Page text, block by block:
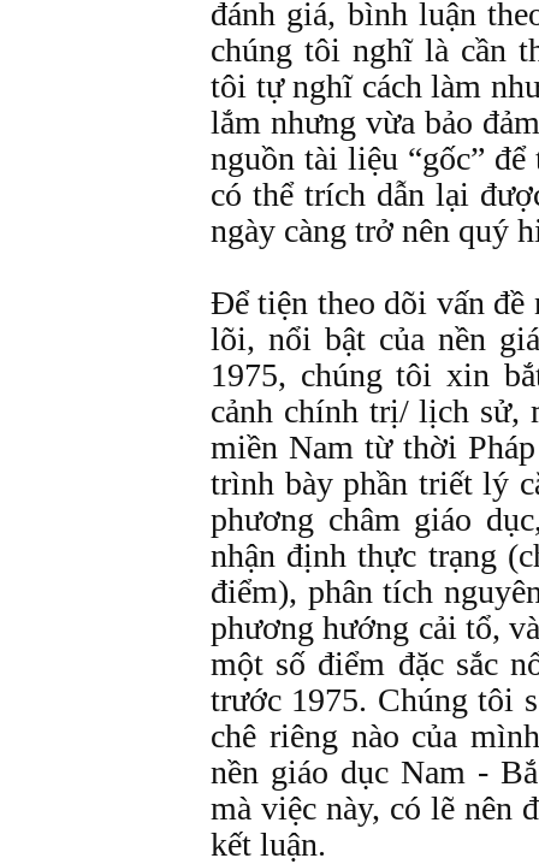
đánh giá, bình luận
chúng tôi nghĩ là cần
tôi tự nghĩ cách làm
lắm nhưng vừa bảo
nguồn tài liệu “gốc”
có thể trích dẫn lại
ngày càng trở nên quý
Để tiện theo dõi vấn đề
lõi, nổi bật của nền
1975, chúng tôi xin
cảnh chính trị/ lịch sử,
miền Nam từ thời
trình bày phần triết lý
phương châm giáo
nhận định thực trạng
điểm), phân tích
phương hướng cải tổ,
một số điểm đặc sắc
trước 1975. Chúng tôi
chê riêng nào của
nền giáo dục Nam -
mà việc này, có lẽ nên
kết luận.